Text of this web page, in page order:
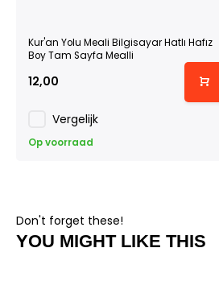
Kur'an Yolu Meali Bilgisayar Hatlı Hafız
Boy Tam Sayfa Mealli
12,00
Vergelijk
Op voorraad
Don't forget these!
YOU MIGHT LIKE THIS